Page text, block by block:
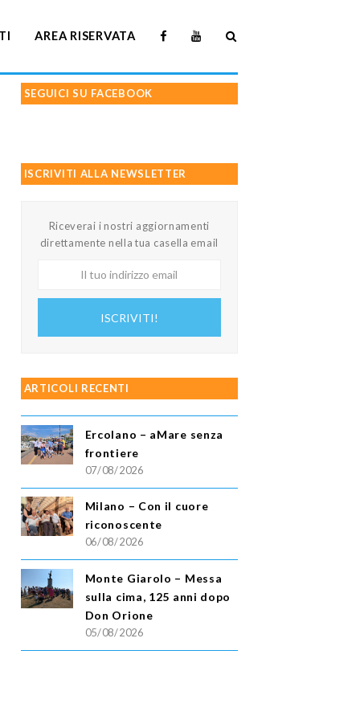
AREA RISERVATA
SEGUICI SU FACEBOOK
ISCRIVITI ALLA NEWSLETTER
Riceverai i nostri aggiornamenti
direttamente nella tua casella email
ISCRIVITI!
ARTICOLI RECENTI
Ercolano – aMare senza
frontiere
07/08/2026
Milano – Con il cuore
riconoscente
06/08/2026
Monte Giarolo – Messa
sulla cima, 125 anni dopo
Don Orione
05/08/2026